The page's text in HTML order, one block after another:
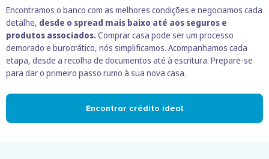
Encontramos o banco com as melhores condições e negociamos cada
detalhe, desde o spread mais baixo até aos seguros e
produtos associados.Comprar casa pode ser um processo
demorado e burocrático, nós simplificamos. Acompanhamos cada
etapa, desde a recolha de documentos até à escritura. Prepare-se
para dar o primeiro passo rumo à sua nova casa.
Encontrar crédito ideal